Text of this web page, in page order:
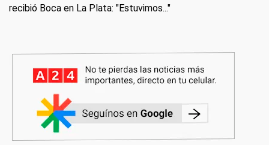
recibió Boca en La Plata: "Estuvimos..."